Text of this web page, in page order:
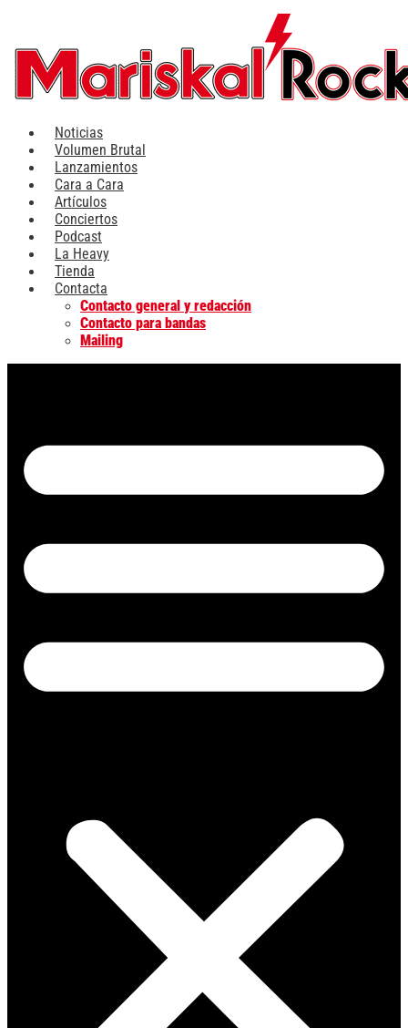
contenido
Noticias
Volumen Brutal
Lanzamientos
Cara a Cara
Artículos
Conciertos
Podcast
La Heavy
Tienda
Contacta
Contacto general y redacción
Contacto para bandas
Mailing